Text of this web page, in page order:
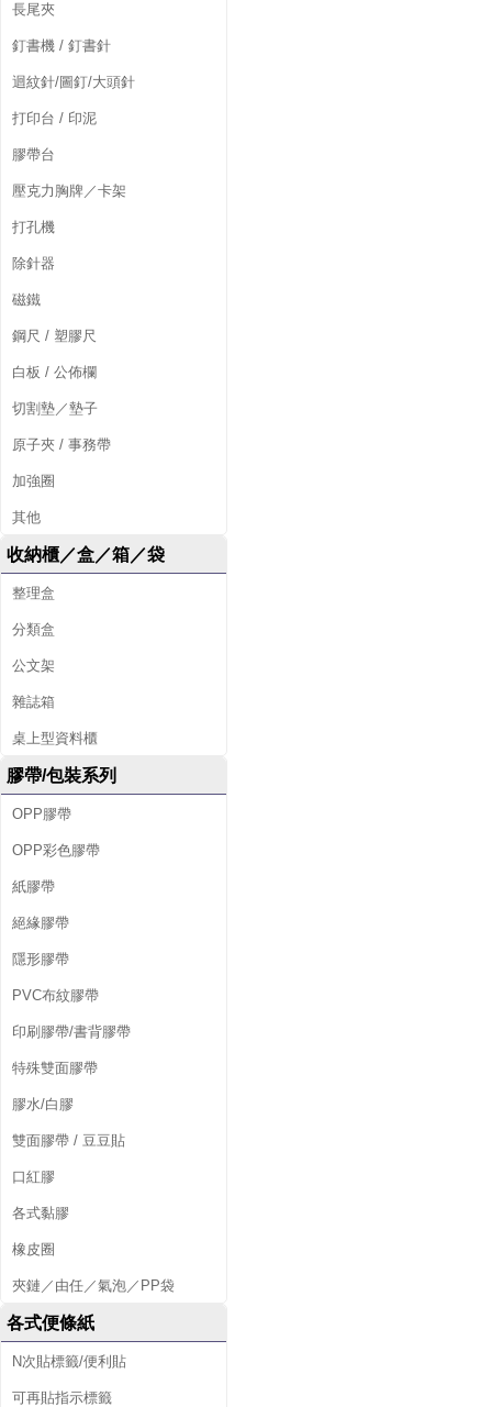
長尾夾
釘書機 / 釘書針
迴紋針/圖釘/大頭針
打印台 / 印泥
膠帶台
壓克力胸牌／卡架
打孔機
除針器
磁鐵
鋼尺 / 塑膠尺
白板 / 公佈欄
切割墊／墊子
原子夾 / 事務帶
加強圈
其他
收納櫃／盒／箱／袋
整理盒
分類盒
公文架
雜誌箱
桌上型資料櫃
膠帶/包裝系列
OPP膠帶
OPP彩色膠帶
紙膠帶
絕緣膠帶
隱形膠帶
PVC布紋膠帶
印刷膠帶/書背膠帶
特殊雙面膠帶
膠水/白膠
雙面膠帶 / 豆豆貼
口紅膠
各式黏膠
橡皮圈
夾鏈／由任／氣泡／PP袋
各式便條紙
N次貼標籤/便利貼
可再貼指示標籤